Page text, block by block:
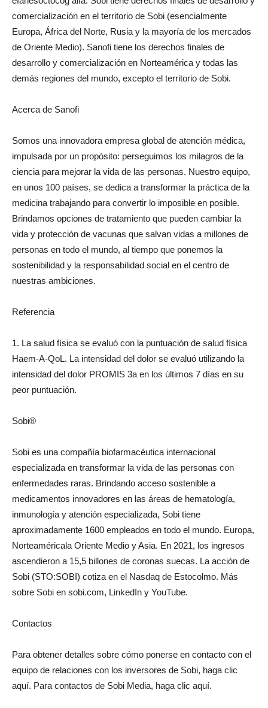
comercialización en el territorio de Sobi (esencialmente
Europa, África del Norte, Rusia y la mayoría de los mercados
de Oriente Medio). Sanofi tiene los derechos finales de
desarrollo y comercialización en Norteamérica y todas las
demás regiones del mundo, excepto el territorio de Sobi.
Acerca de Sanofi
Somos una innovadora empresa global de atención médica,
impulsada por un propósito: perseguimos los milagros de la
ciencia para mejorar la vida de las personas. Nuestro equipo,
en unos 100 países, se dedica a transformar la práctica de la
medicina trabajando para convertir lo imposible en posible.
Brindamos opciones de tratamiento que pueden cambiar la
vida y protección de vacunas que salvan vidas a millones de
personas en todo el mundo, al tiempo que ponemos la
sostenibilidad y la responsabilidad social en el centro de
nuestras ambiciones.
Referencia
1. La salud física se evaluó con la puntuación de salud física
Haem-A-QoL. La intensidad del dolor se evaluó utilizando la
intensidad del dolor PROMIS 3a en los últimos 7 días en su
peor puntuación.
Sobi®
Sobi es una compañía biofarmacéutica internacional
especializada en transformar la vida de las personas con
enfermedades raras. Brindando acceso sostenible a
medicamentos innovadores en las áreas de hematología,
inmunología y atención especializada, Sobi tiene
aproximadamente 1600 empleados en todo el mundo. Europa,
Norteaméricala Oriente Medio yAsia. En 2021, los ingresos
ascendieron a 15,5 billones de coronas suecas. La acción de
Sobi (STO:SOBI) cotiza en el Nasdaq de Estocolmo. Más
sobre Sobi en sobi.com, LinkedIn y YouTube.
Contactos
Para obtener detalles sobre cómo ponerse en contacto con el
equipo de relaciones con los inversores de Sobi, haga clic
aquí. Para contactos de Sobi Media, haga clic aquí.